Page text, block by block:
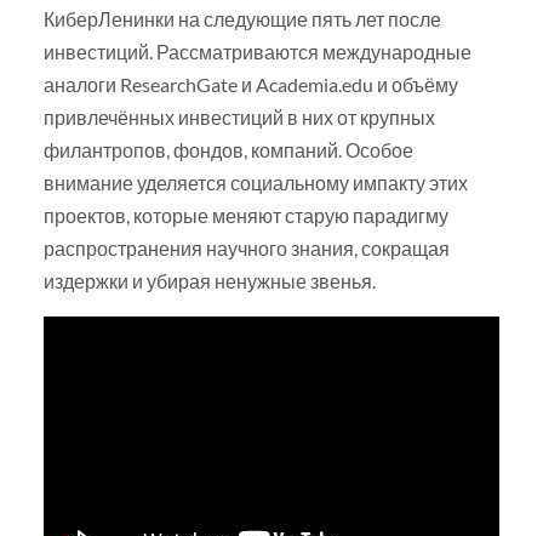
КиберЛенинки на следующие пять лет после
инвестиций. Рассматриваются международные
аналоги ResearchGate и Academia.edu и объёму
привлечённых инвестиций в них от крупных
филантропов, фондов, компаний. Особое
внимание уделяется социальному импакту этих
проектов, которые меняют старую парадигму
распространения научного знания, сокращая
издержки и убирая ненужные звенья.